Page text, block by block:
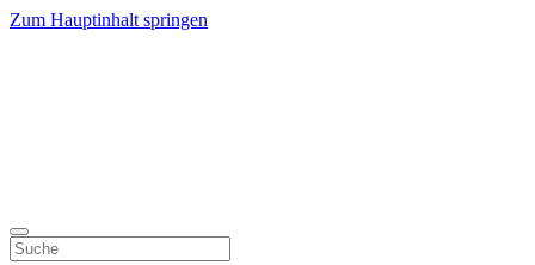
Zum Hauptinhalt springen